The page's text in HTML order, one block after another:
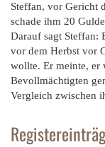
Steffan, vor Gericht
schade ihm 20
Darauf sagt Steffan:
vor dem Herbst vor
wollte. Er meinte, er
Bevollmächtigten
Vergleich zwischen